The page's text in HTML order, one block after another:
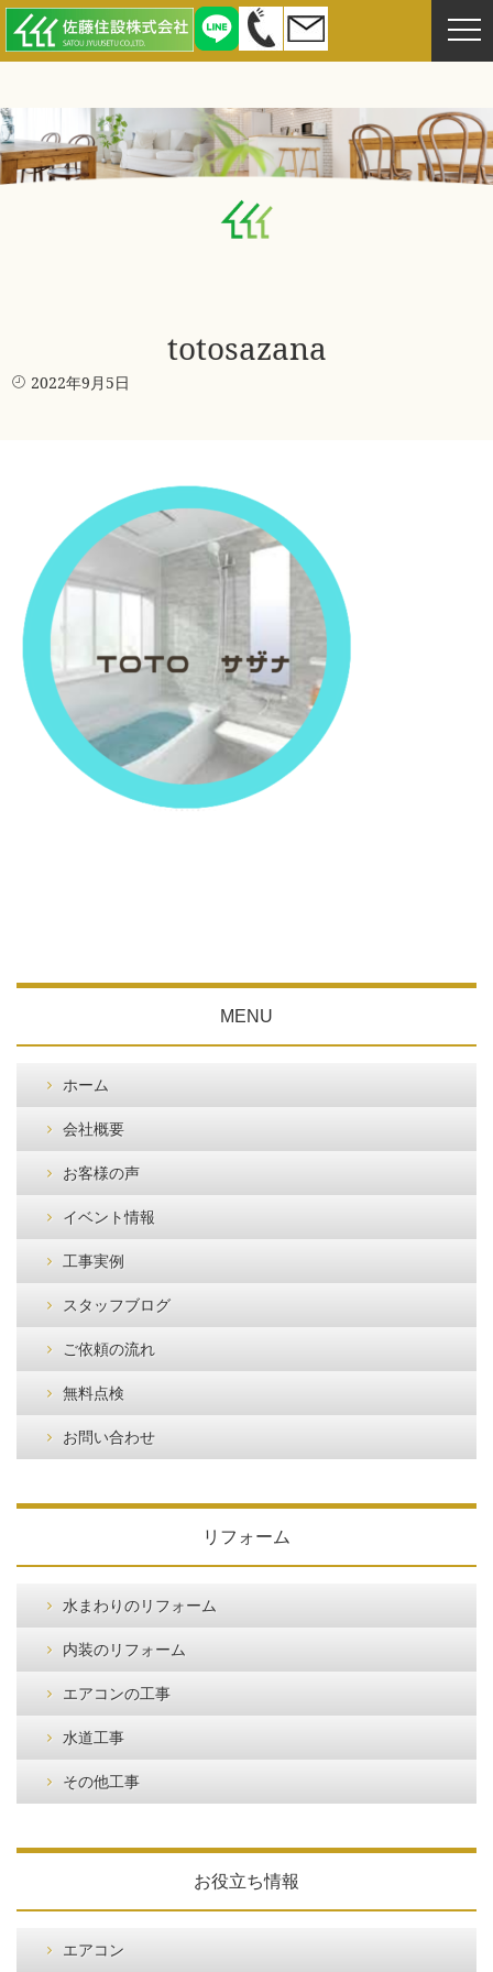
totosazana
2022年9月5日
MENU
ホーム
会社概要
お客様の声
イベント情報
工事実例
スタッフブログ
ご依頼の流れ
無料点検
お問い合わせ
リフォーム
水まわりのリフォーム
内装のリフォーム
エアコンの工事
水道工事
その他工事
お役立ち情報
エアコン